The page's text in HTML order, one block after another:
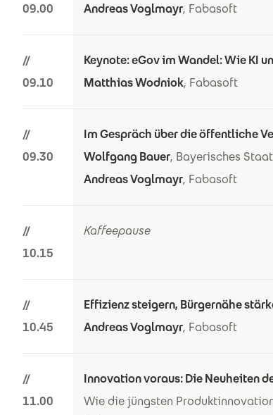
09.00
Andreas Voglmayr, Fabasoft
//
09.10
Keynote: eGov im Wandel: Wie KI
Matthias Wodniok, Fabasoft
//
09.30
Im Gespräch über die öffentliche
Wolfgang Bauer, Bayerisches
Andreas Voglmayr, Fabasoft
//
10.15
Kaffeepause
//
10.45
Effizienz steigern, Bürgernähe
Andreas Voglmayr, Fabasoft
//
11.00
Innovation voraus: Die Neuheiten
Wie die jüngsten